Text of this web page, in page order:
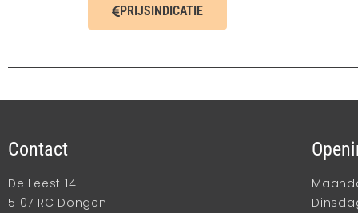
PRIJSINDICATIE
Contact
De Leest 14
5107 RC Dongen